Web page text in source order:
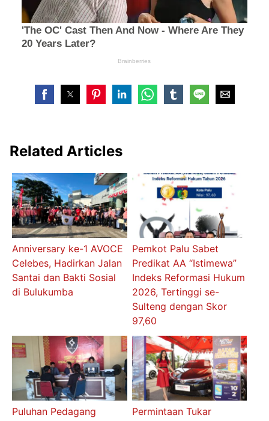
Related Articles
Anniversary ke-1 AVOCE
Celebes, Hadirkan Jalan
Santai dan Bakti Sosial
di Bulukumba
Pemkot Palu Sabet
Predikat AA “Istimewa”
Indeks Reformasi Hukum
2026, Tertinggi se-
Sulteng dengan Skor
97,60
Puluhan Pedagang
Permintaan Tukar